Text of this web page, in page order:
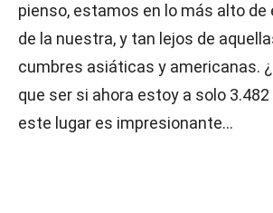
pienso, estamos en lo más alto de
de la nuestra, y tan lejos de
cumbres asiáticas y americanas.
que ser si ahora estoy a solo
este lugar es impresionante…